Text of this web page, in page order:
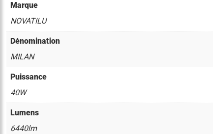
Marque
NOVATILU
Dénomination
MILAN
Puissance
40W
Lumens
6440lm